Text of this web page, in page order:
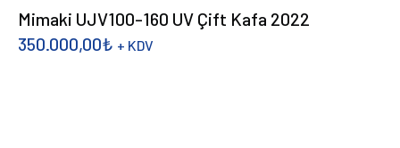
Mimaki UJV100-160 UV Çift Kafa 2022
350.000,00₺ + KDV